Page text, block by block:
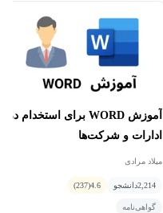
آموزش WORD برای استخدام در
ادارات و شرکت‌ها
میلاد مرادی
2,214دانشجو 4.6
(237)
گواهی‌نامه